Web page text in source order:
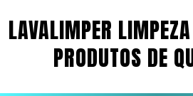
LAVALIMPER
PRODUTOS DE